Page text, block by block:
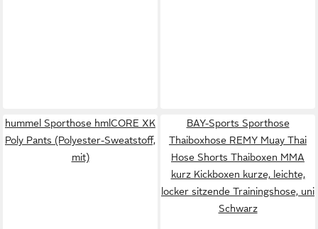
hummel Sporthose hmlCORE XK
Poly Pants (Polyester-Sweatstoff,
mit)
BAY-Sports Sporthose
Thaiboxhose REMY Muay Thai
Hose Shorts Thaiboxen MMA
kurz Kickboxen kurze, leichte,
locker sitzende Trainingshose, uni
Schwarz